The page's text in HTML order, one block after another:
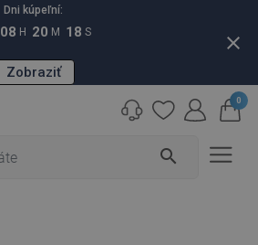
Dni kúpeľní:
08 H 20 M 17 S
Zobraziť
close
search
0